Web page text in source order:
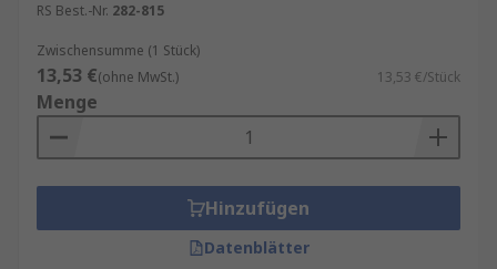
RS Best.-Nr. 282-815
Zwischensumme (1 Stück)
13,53 €(ohne MwSt.) 13,53 €/Stück
Menge
Hinzufügen
Datenblätter